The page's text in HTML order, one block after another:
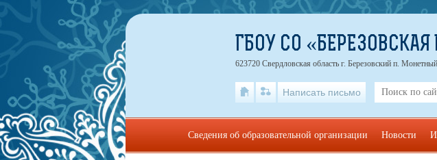
ГБОУ СО
623720 Свердловская область г. Березовский п.
Написать письмо
Сведения об образовательной организации Новости